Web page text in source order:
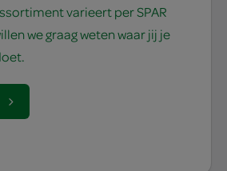
varieert per SPAR
we graag weten waar jij je